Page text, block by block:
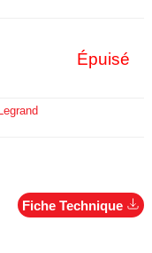
Épuisé
Fiche Technique